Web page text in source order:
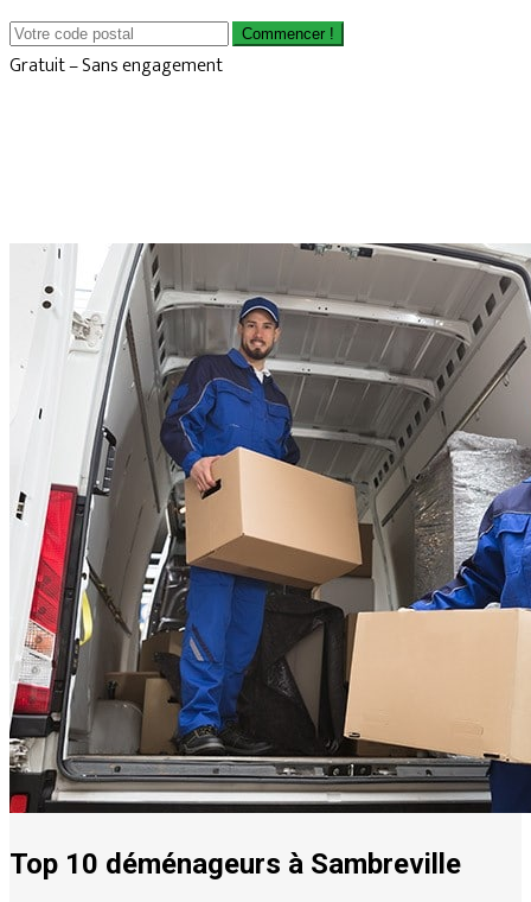
Commencer !
Gratuit – Sans engagement
Top 10 déménageurs à Sambreville